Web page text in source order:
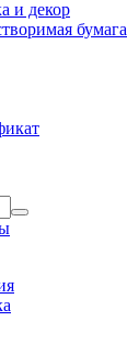
и декор
бумага